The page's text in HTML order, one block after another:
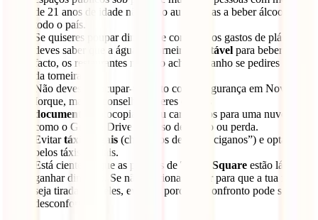
de 21 anos de idade não estão autorizadas a beber álcool em
todo o país.
Se quiseres poupar dinheiro e controlar os gastos de plástico,
deves saber que a água da torneira
é potável para beber. De
facto, os restaurantes não vão achar estranho se pedires água
da torneira.
Não deves preocupar-te muito com a segurança em Nova
Iorque, mas é aconselhável teres os teus
documentos
fotocopiados ou carregados para uma nuvem
como o Google Drive em caso de roubo ou perda.
Evitartáxis ilegais (chamados de “táxis ciganos”) e optar
pelos táxis oficiais.
Está ciente de que as pessoas de Times Square estão lá para
ganhar dinheiro. Se não tencionas pagar para que a tua foto
seja tirada com eles, evita-os porque o confronto pode ser
desconfortável.